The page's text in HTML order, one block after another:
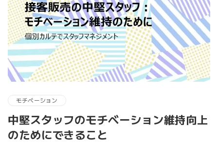
モチベーション
中堅スタッフのモチベーション維持向上
のためにできること